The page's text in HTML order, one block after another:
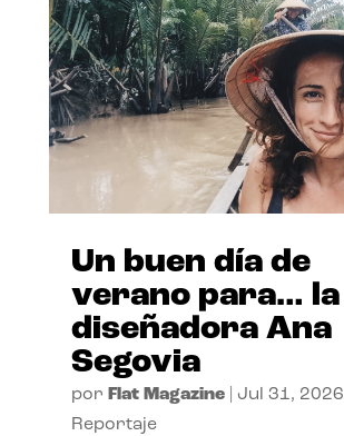
Un buen día de
verano para… la
diseñadora Ana
Segovia
por Flat Magazine| Jul 31, 2026
Reportaje